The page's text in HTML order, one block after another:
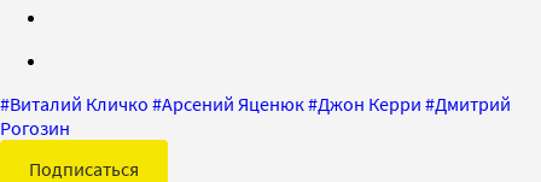
#Виталий Кличко #Арсений Яценюк#Джон Керри #Дмитрий
Рогозин
Подписаться